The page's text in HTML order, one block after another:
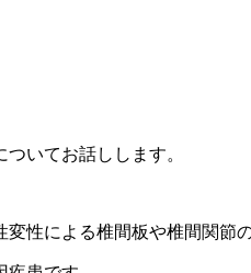
いてお話しします。
性による椎間板や椎間関節